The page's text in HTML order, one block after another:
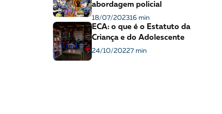
abordagem policial
18/07/202316 min
ECA: o que é o Estatuto da
Criança e do Adolescente
24/10/20227 min